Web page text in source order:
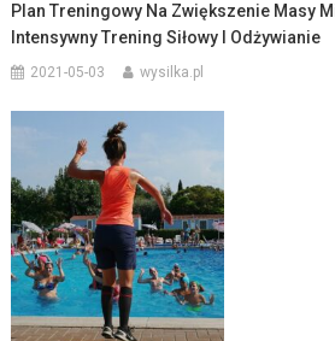
Plan Treningowy Na Zwiększenie Masy
Intensywny Trening Siłowy I Odżywianie
2021-05-03 wysilka.pl